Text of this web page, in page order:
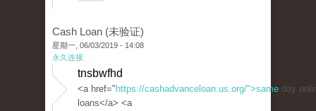
Cash Loan (未验证)
星期一, 06/03/2019 - 14:08
永久连接
tnsbwfhd
<a href=" https://cashadvanceloan.us.org/">same day
loans</a> <a